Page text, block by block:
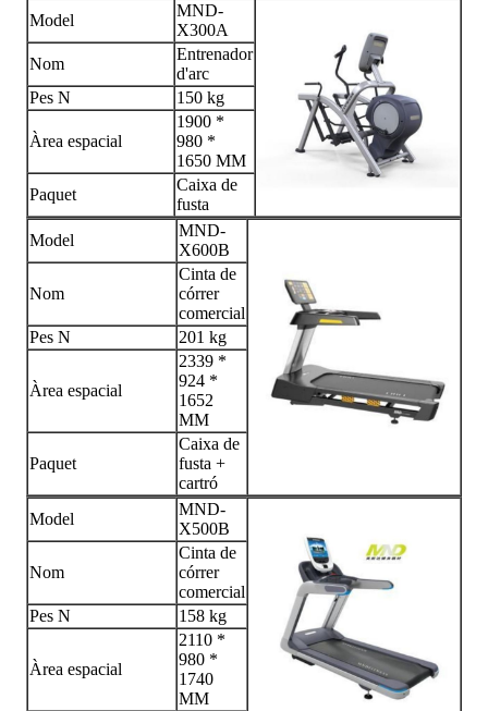
Model
MND-
X300A
Nom
Entrenador
d'arc
Pes N
150 kg
Àrea espacial
1900 *
980 *
1650 MM
Paquet
Caixa de
fusta
Model
MND-
X600B
Nom
Cinta de
córrer
comercial
Pes N
201 kg
Àrea espacial
2339 *
924 *
1652
MM
Paquet
Caixa de
fusta +
cartró
Model
MND-
X500B
Nom
Cinta de
córrer
comercial
Pes N
158 kg
Àrea espacial
2110 *
980 *
1740
MM